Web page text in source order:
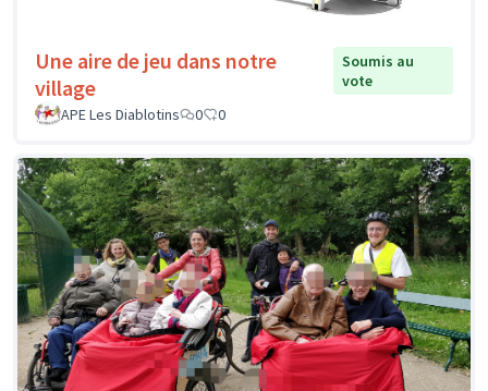
Une aire de jeu dans notre
village
Soumis au
vote
APE Les Diablotins
0 0